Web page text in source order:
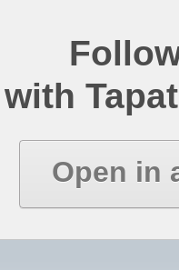
with
Open in